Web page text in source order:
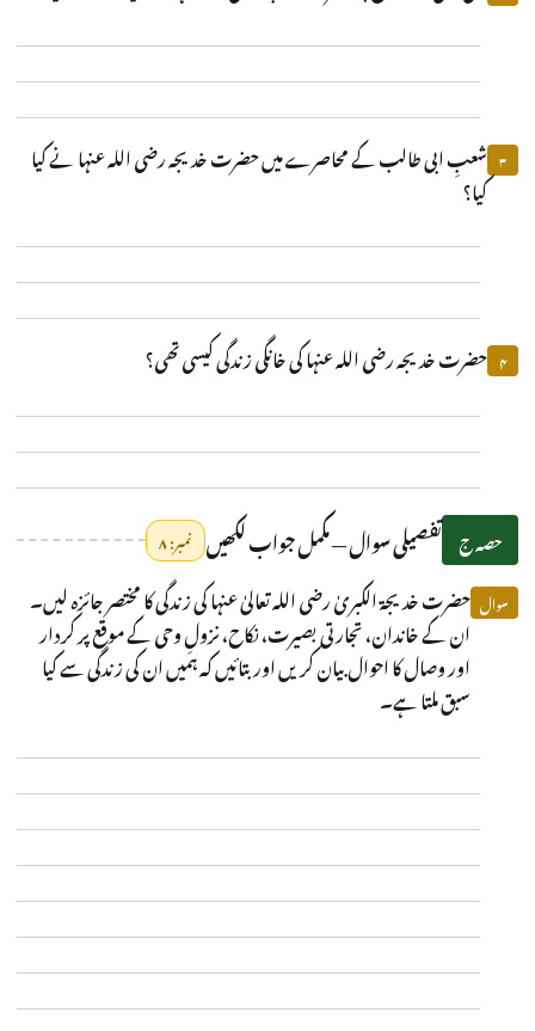
۳ شعبِ ابی طالب کے محاصرے میں حضرت خدیجہ رضی اللہ عنہا نے کیا
کیا؟
۴ حضرت خدیجہ رضی اللہ عنہا کی خانگی زندگی کیسی تھی؟
حصہ ج تفصیلی سوال — مکمل جواب لکھیں نمبر: ۸
سوال حضرت خدیجۃ الکبریٰ رضی اللہ تعالیٰ عنہا کی زندگی کا مختصر جائزہ لیں۔
ان کے خاندان، تجارتی بصیرت، نکاح، نزولِ وحی کے موقع پر کردار
اور وصال کا احوال بیان کریں اور بتائیں کہ ہمیں ان کی زندگی سے کیا
سبق ملتا ہے۔